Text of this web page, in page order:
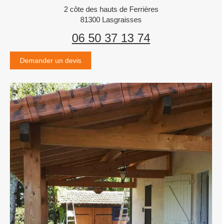
2 côte des hauts de Ferrières
81300 Lasgraisses
06 50 37 13 74
Demander un devis